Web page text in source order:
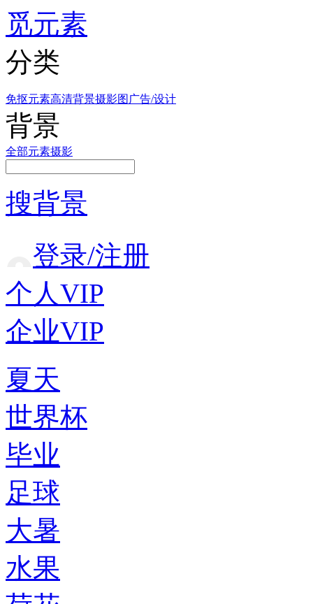
觅元素
分类
免抠元素高清背景摄影图 广告/设计
背景
全部元素摄影
搜背景
登录/注册
个人VIP
企业VIP
夏天
世界杯
毕业
足球
大暑
水果